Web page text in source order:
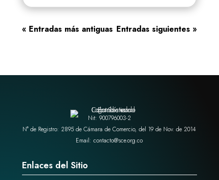
« Entradas más antiguas Entradas siguientes »
Nit: 900796003-2
N° de Registro: 2895 de Cámara de Comercio, del 19 de Nov. de 2014
Email: contacto@sce.org.co
Enlaces del Sitio